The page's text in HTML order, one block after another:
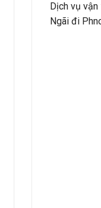
Dịch vụ
Ngãi đi